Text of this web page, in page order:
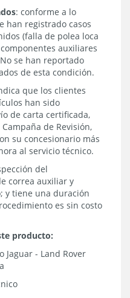
: conforme a lo
han registrado casos
(falla de polea loca
auxiliares
se han reportado
de esta condición.
que los clientes
han sido
de carta certificada,
de Revisión,
su concesionario más
al servicio técnico.
del
correa auxiliar y
y tiene una duración
es sin costo
producto:
Jaguar - Land Rover